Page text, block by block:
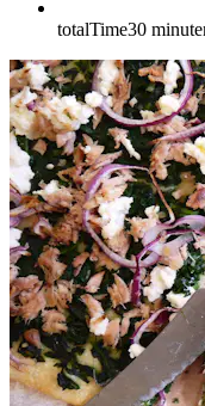
totalTime30